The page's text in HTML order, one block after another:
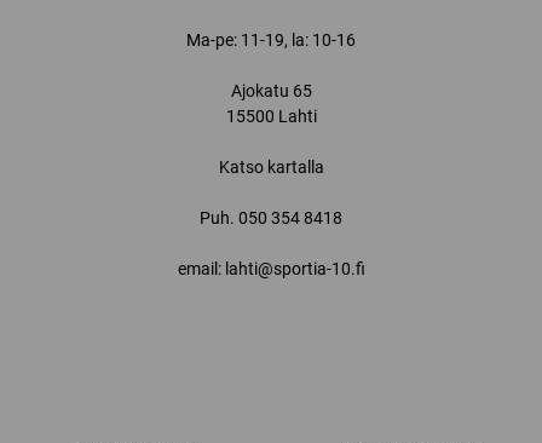
Ma-pe: 11-19, la: 10-16
Ajokatu 65
15500 Lahti
Katso kartalla
Puh. 050 354 8418
email: lahti@sportia-10.fi